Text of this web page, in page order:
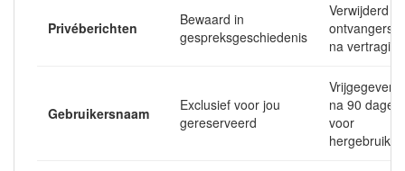
Privéberichten
Bewaard in
gespreksgeschiedenis
Verwijderd bij
ontvangers
na vertraging
Gebruikersnaam
Exclusief voor jou
gereserveerd
Vrijgegeven
na 90 dagen
voor
hergebruik